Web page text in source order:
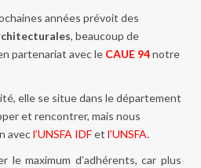
années prévoit des
, beaucoup de
partenariat avec le CAUE 94notre
elle se situe dans le département
et rencontrer, mais nous
avecl’UNSFA IDFet l’UNSFA.
le maximum d’adhérents, car plus